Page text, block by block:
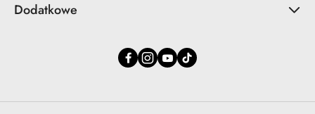
Dodatkowe